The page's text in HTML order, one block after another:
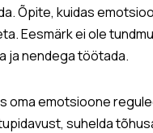
Õpite, kuidas
Eesmärk ei ole
ja nendega töötada.
oma emotsioone
suhelda